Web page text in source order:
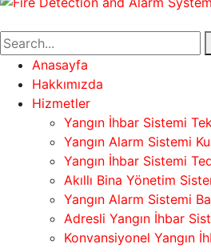
Anasayfa
Hakkımızda
Hizmetler
Yangın İhbar Sistemi
Yangın Alarm Sistemi
Yangın İhbar Sistemi
Akıllı Bina Yönetim
Yangın Alarm Sistemi
Adresli Yangın İhbar
Konvansiyonel Yangın